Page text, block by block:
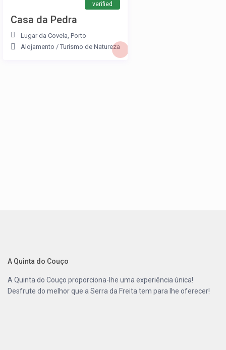
verified
Casa da Pedra
Lugar da Covela, Porto
Alojamento / Turismo de Natureza
A Quinta do Couço
AQuinta do Couço proporciona-lhe uma experiência única!
Desfrute do melhor que aSerra da Freita tem para lhe oferecer!